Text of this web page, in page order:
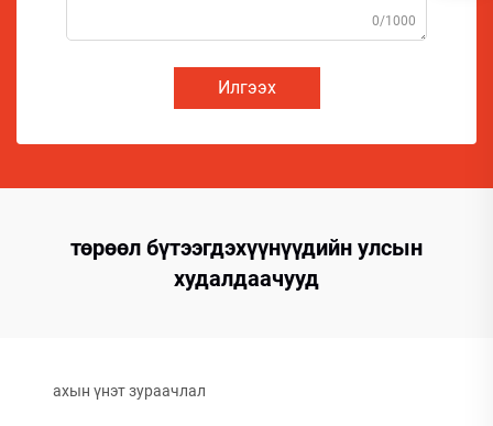
0/1000
Илгээх
төрөөл бүтээгдэхүүнүүдийн улсын
худалдаачууд
ахын үнэт зураачлал